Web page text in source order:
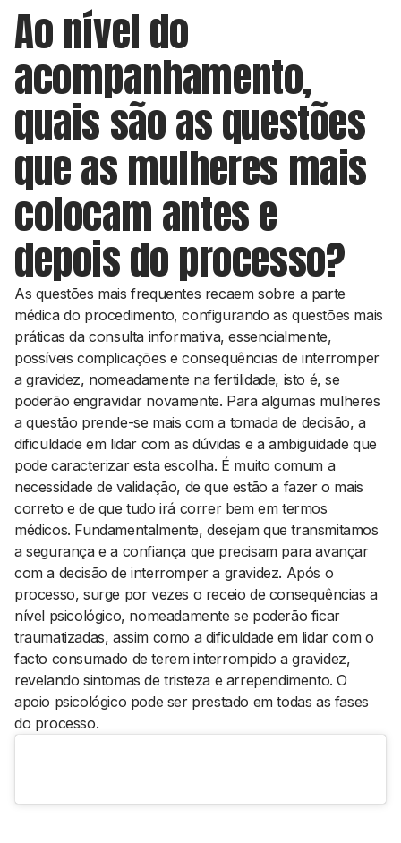
Ao nível do
acompanhamento,
quais são as questões
que as mulheres mais
colocam antes e
depois do processo?
As questões mais frequentes recaem sobre a parte
médica do procedimento, configurando as questões mais
práticas da consulta informativa, essencialmente,
possíveis complicações e consequências de interromper
a gravidez, nomeadamente na fertilidade, isto é, se
poderão engravidar novamente. Para algumas mulheres
a questão prende-se mais com a tomada de decisão, a
dificuldade em lidar com as dúvidas e a ambiguidade que
pode caracterizar esta escolha. É muito comum a
necessidade de validação, de que estão a fazer o mais
correto e de que tudo irá correr bem em termos
médicos. Fundamentalmente, desejam que transmitamos
a segurança e a confiança que precisam para avançar
com a decisão de interromper a gravidez. Após o
processo, surge por vezes o receio de consequências a
nível psicológico, nomeadamente se poderão ficar
traumatizadas, assim como a dificuldade em lidar com o
facto consumado de terem interrompido a gravidez,
revelando sintomas de tristeza e arrependimento. O
apoio psicológico pode ser prestado em todas as fases
do processo.